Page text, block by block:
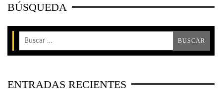
BÚSQUEDA
ENTRADAS RECIENTES